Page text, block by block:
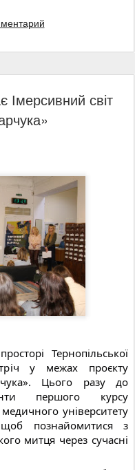
Імерсивний світ
Тернопільської
у межах проєкту
Цього разу до
першого курсу
університету
познайомитися з
митця через сучасні